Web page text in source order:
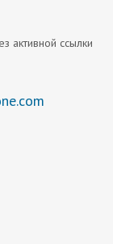
активной ссылки